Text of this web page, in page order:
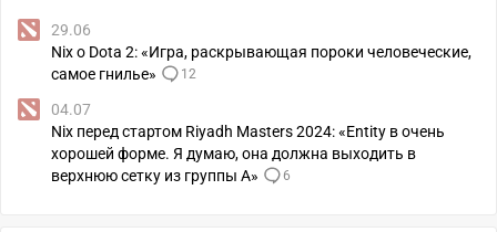
29.06
Nix о Dota 2: «Игра, раскрывающая пороки человеческие,
самое гнилье»
12
04.07
Nix перед стартом Riyadh Masters 2024: «Entity в очень
хорошей форме. Я думаю, она должна выходить в
верхнюю сетку из группы A»
6